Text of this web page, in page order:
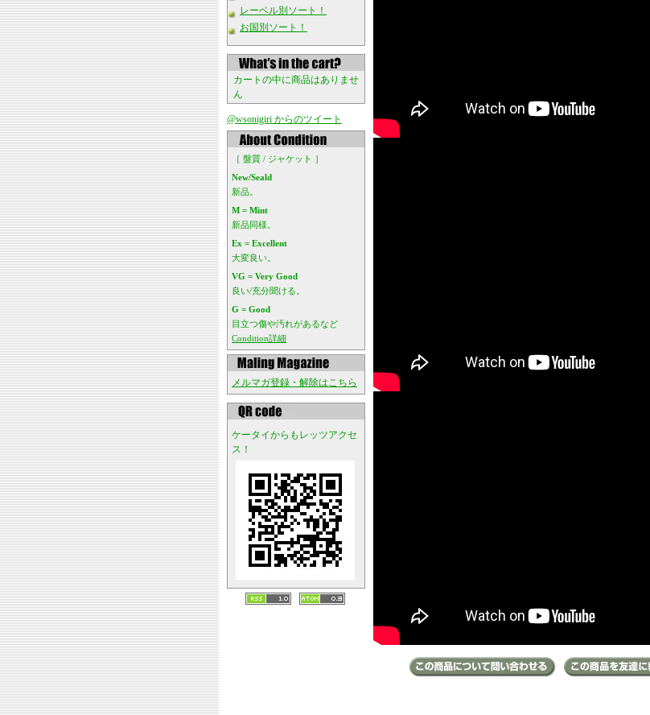
レーベル別ソート！
お国別ソート！
カートの中に商品はありませ
ん
@wsonigiri からのツイート
［ 盤質 / ジャケット ］
New/Seald
新品。
M = Mint
新品同様。
Ex = Excellent
大変良い。
VG = Very Good
良い/充分聞ける。
G = Good
目立つ傷や汚れがあるなど
Condition詳細
メルマガ登録・解除はこちら
ケータイからもレッツアクセ
ス！